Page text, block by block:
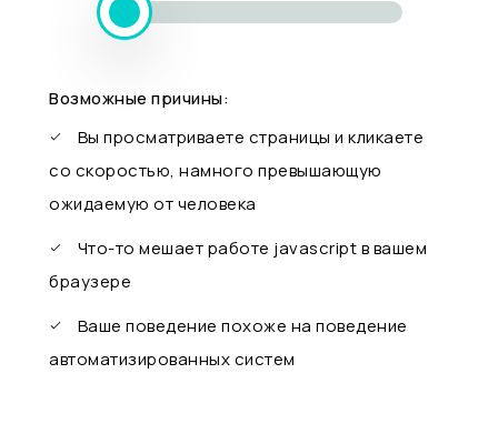
Возможные причины:
Вы просматриваете страницы и кликаете
со скоростью, намного превышающую
ожидаемую от человека
Что-то мешает работе javascript в вашем
браузере
Ваше поведение похоже на поведение
автоматизированных систем